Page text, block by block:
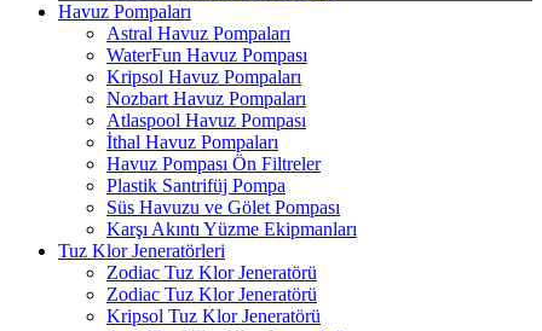
Havuz Pompaları
Astral Havuz Pompaları
WaterFun Havuz Pompası
Kripsol Havuz Pompaları
Nozbart Havuz Pompaları
Atlaspool Havuz Pompası
İthal Havuz Pompaları
Havuz Pompası Ön Filtreler
Plastik Santrifüj Pompa
Süs Havuzu ve Gölet Pompası
Karşı Akıntı Yüzme Ekipmanları
Tuz Klor Jeneratörleri
Zodiac Tuz Klor Jeneratörü
Zodiac Tuz Klor Jeneratörü
Kripsol Tuz Klor Jeneratörü